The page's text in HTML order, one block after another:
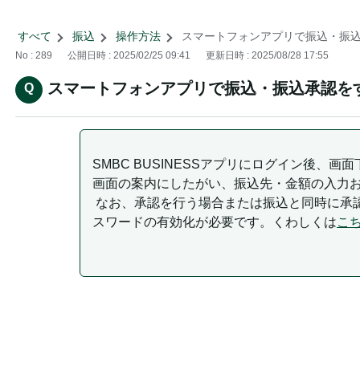
すべて > 振込 > 操作方法 > スマートフォンアプリで振込・振
No : 289 公開日時 : 2025/02/25 09:41 更新日時 : 2025/08/28 17:55
スマートフォンアプリで振込・振込承認
SMBC BUSINESSアプリにログイン後、画
画面の案内にしたがい、振込先・金額の入力
なお、承認を行う場合または振込と同時に
スワードの有効化が必要です。くわしくはこ